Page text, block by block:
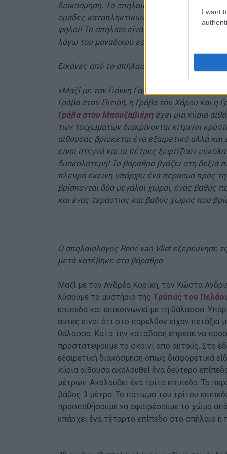
I want
διακόσμηση. Το σπήλαιο Πλατεσγούρνα έχει
ομάδες καταπληκτικών σταλαγμιτών και
ψηλοί! Το σπήλαιο είναι καθαρό και τελείως
λόγω του μοναδικού εσωτερικού του»
Εικόνες από το σπήλαιο Πλατεσγούρνα
«Μαζί με τον Γιάννη Γαστεράτο
Γράβα στου Πιτιρή, η Γράβα του Χάρου και η
Γράβα στου Μπουζαβιέρηέχει μια κύρια
των τοιχωμάτων διακρίνονται κίτρινοι
αίθουσας βρίσκεται ένα εξαιρετικό αλλά
είναι στεγνά και οι πέτρες ξεφτίζουν
δυσκολότερη! Το βάραθρο βγάζει στη
πλευρά εκείνη υπάρχει ένα πέρασμα προς
βρίσκονται δύο μεγάλοι χώροι, ένας βαθύς
και ένας τεράστιος και βαθύς χώρος που
Ο σπηλαιολόγος René van Vliet εξερεύνησε
μετά κατέβηκε στο βάραθρο
Μαζί με τον Ανδρέα Κορίκη, τον Κώστα
λύσουμε το μυστήριο της Τρύπας του
επίπεδα και επικοινωνεί με τη θάλασσα.
αυτές είναι ότι στο παρελθόν είχαν
θάλασσα. Κατά την κατάβαση έπρεπε να
προστατέψουμε το σκοινί από αυτούς. Στο
εξαιρετική διακόσμηση όπως διαφορετικά
κύρια αίθουσα ακολουθεί ένα δεύτερο
μέτρων. Ακολουθεί ένα τρίτο επίπεδο. Το
βάθος 3 μέτρα. Το πάτωμα του τρίτου
προσπαθήσουμε να αφαιρέσουμε το χώμα από
υπάρχει ένα τέταρτο επίπεδο στο σπήλαιο ή